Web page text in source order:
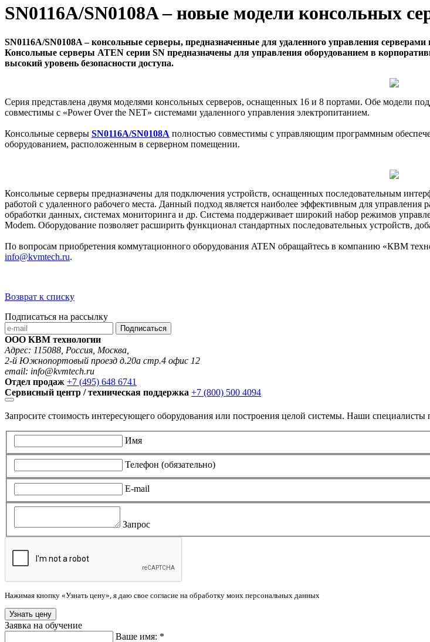
SN0116A/SN0108A – новые модели консольных
SN0116A/SN0108A – консольные серверы, предназначенные для удаленного управления
Консольные серверы ATEN серии SN предназначены для управления оборудованием в
высокий уровень безопасности доступа.
Серия представлена двумя моделями консольных серверов, оснащенных 16 и 8 портами. Обе модели
совместимы с «Power Over the NET» системами удаленного управления электропитанием.
Консольные серверы SN0116A/SN0108A полностью совместимы с управляющим программным
оборудованием, расположенным в серверном помещении.
Консольные серверы предназначены для подключения устройств, оснащенных последовательным
работой с удаленного рабочего места. Данный подход является наиболее эффективным для
обработки данных, системах мониторинга и др. Система поддерживает широкий набор режимов
Modem. Оборудование позволяет расширить функционал стандартных последовательных устройств,
По вопросам приобретения коммутационного оборудования ATEN обращайтесь в компанию «КВМ
info@kvmtech.ru.
Возврат к списку
Подписаться на рассылку
Подписаться
ООО КВМ технологии
Адрес: 115088, Россия, Москва,
2-й Южнопортовый проезд д.20а стр.4 офис 12
email: info@kvmtech.ru
Отдел продаж +7 (495) 648 6741
Сервисный центр / техническая поддержка +7 (800) 500 4094
Запросите стоимость интересующего оборудования или построения целой системы. Наши специалисты
Имя
Телефон (обязательно)
E-mail
Запрос
Нажимая кнопку «Узнать цену», я даю свое согласие на обработку моих персональных данных
Заявка на обучение
Ваше имя: *